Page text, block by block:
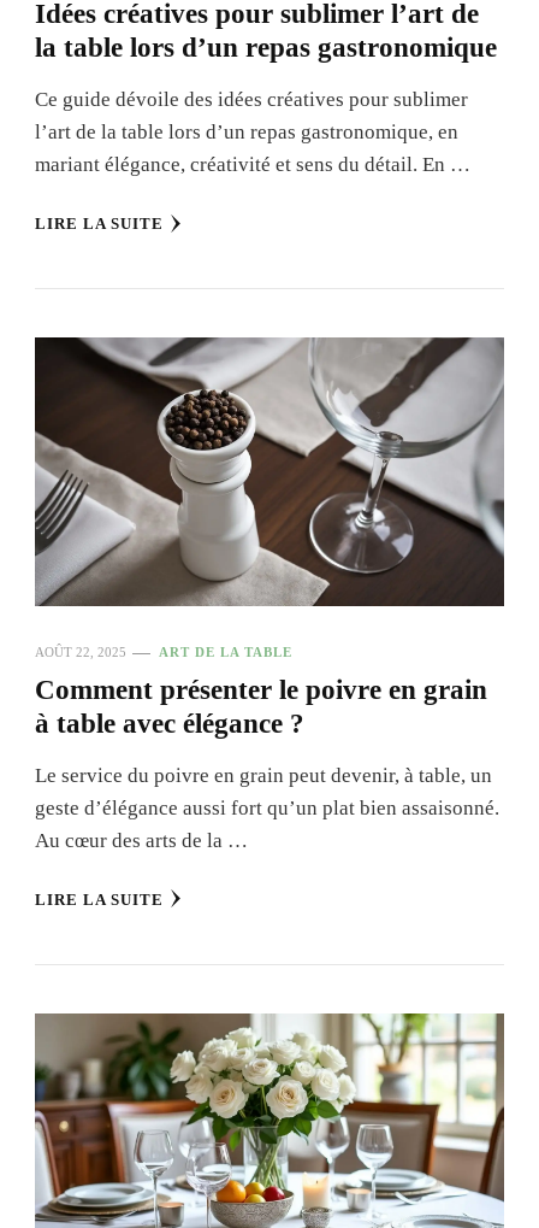
Idées créatives pour sublimer l’art de
la table lors d’un repas gastronomique
Ce guide dévoile des idées créatives pour sublimer
l’art de la table lors d’un repas gastronomique, en
mariant élégance, créativité et sens du détail. En …
LIRE LA SUITE
AOÛT 22, 2025 ART DE LA TABLE
Comment présenter le poivre en grain
à table avec élégance ?
Le service du poivre en grain peut devenir, à table, un
geste d’élégance aussi fort qu’un plat bien assaisonné.
Au cœur des arts de la …
LIRE LA SUITE